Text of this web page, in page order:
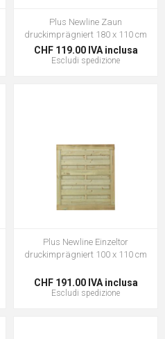
Plus Newline Zaun
druckimprägniert 180 x 110 cm
CHF 119.00 IVA inclusa
Escludi spedizione
Plus Newline Einzeltor
druckimprägniert 100 x 110 cm
CHF 191.00 IVA inclusa
Escludi spedizione